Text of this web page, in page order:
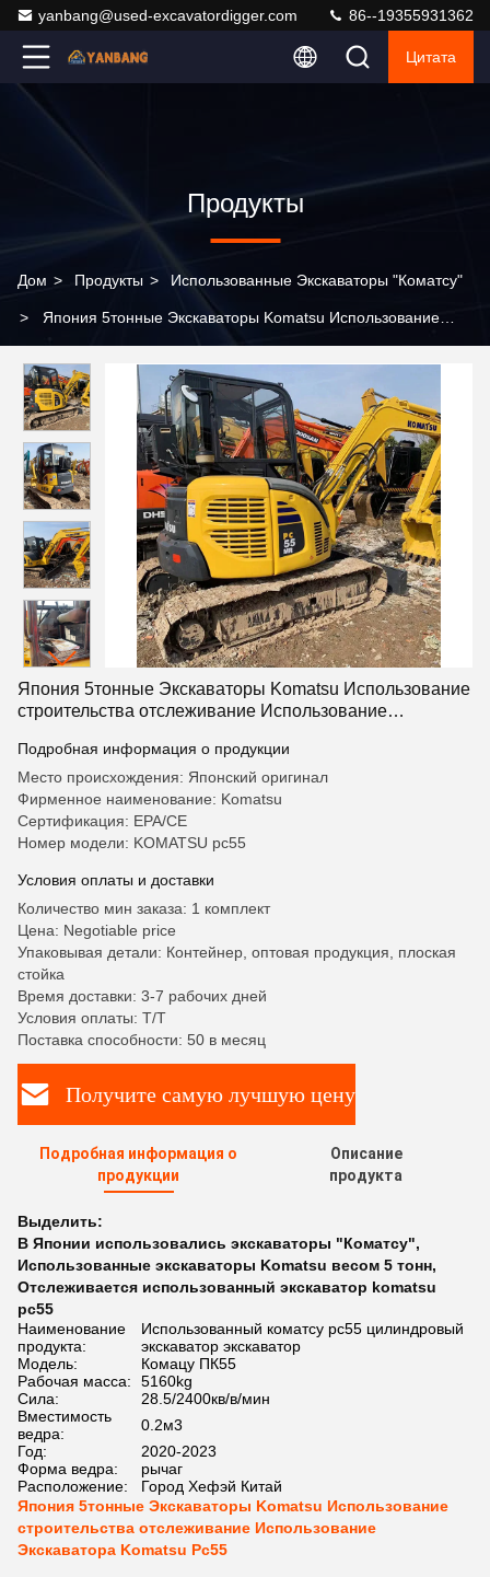
yanbang@used-excavatordigger.com 86--19355931362
Цитата
Продукты
Дом > Продукты > Использованные Экскаваторы "Коматсу"
> Япония 5тонные Экскаваторы Komatsu Использование
Komatsu Pc55
Япония 5тонные Экскаваторы Komatsu Использование
строительства отслеживание Использование
Подробная информация о продукции
Место происхождения: Японский оригинал
Фирменное наименование: Komatsu
Сертификация: EPA/CE
Номер модели: KOMATSU pc55
Условия оплаты и доставки
Количество мин заказа: 1 комплект
Цена: Negotiable price
Упаковывая детали: Контейнер, оптовая продукция, плоская
стойка
Время доставки: 3-7 рабочих дней
Условия оплаты: T/T
Поставка способности: 50 в месяц
Получите самую лучшую цену
Подробная информация о
продукции
Описание
продукта
Выделить:
В Японии использовались экскаваторы "Коматсу",
Использованные экскаваторы Komatsu весом 5 тонн,
Отслеживается использованный экскаватор komatsu
pc55
Наименование
продукта:
Использованный коматсу pc55 цилиндровый
экскаватор экскаватор
Модель:
Комацу ПК55
Рабочая масса:
5160kg
Сила:
28.5/2400кв/в/мин
Вместимость
ведра:
0.2м3
Год:
2020-2023
Форма ведра:
рычаг
Расположение:
Город Хефэй Китай
Япония 5тонные Экскаваторы Komatsu Использование
строительства отслеживание Использование
Экскаватора Komatsu Pc55